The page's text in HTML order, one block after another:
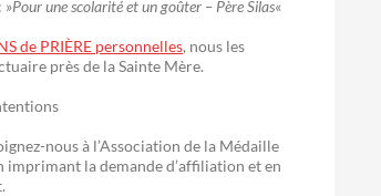
»Pour une scolarité et un goûter – Père Silas«
de PRIÈRE personnelles, nous les
près de la Sainte Mère.
nous à l’Association de la Médaille
imprimant la demande d’affiliation et en